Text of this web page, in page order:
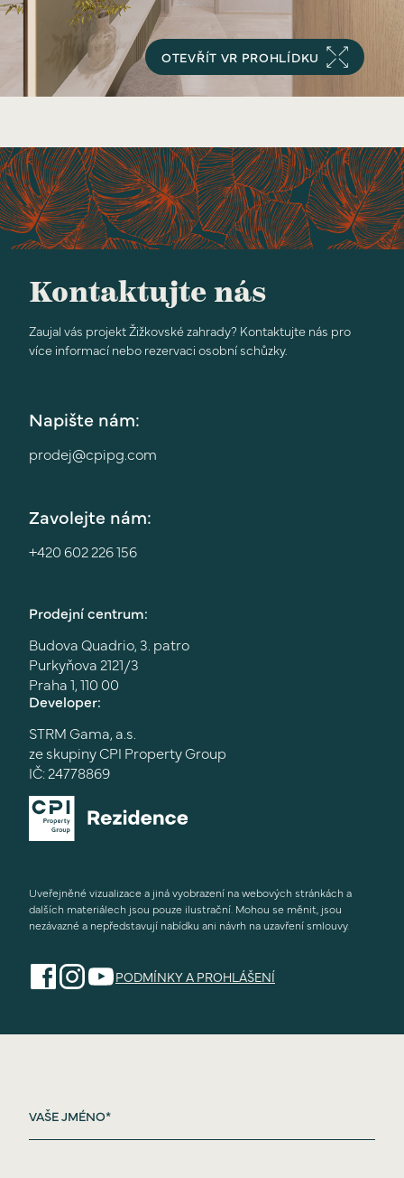
OTEVŘÍT VR PROHLÍDKU
Kontaktujte nás
Zaujal vás projekt Žižkovské zahrady? Kontaktujte nás pro
více informací nebo rezervaci osobní schůzky.
Napište nám:
prodej@cpipg.com
Zavolejte nám:
+420 602 226 156
Prodejní centrum:
Budova Quadrio, 3. patro
Purkyňova 2121/3
Praha 1, 110 00
Developer:
STRM Gama, a.s.
ze skupiny CPI Property Group
IČ: 24778869
Uveřejněné vizualizace a jiná vyobrazení na webových stránkách a
dalších materiálech jsou pouze ilustrační. Mohou se měnit, jsou
nezávazné a nepředstavují nabídku ani návrh na uzavření smlouvy.
PODMÍNKY A PROHLÁŠENÍ